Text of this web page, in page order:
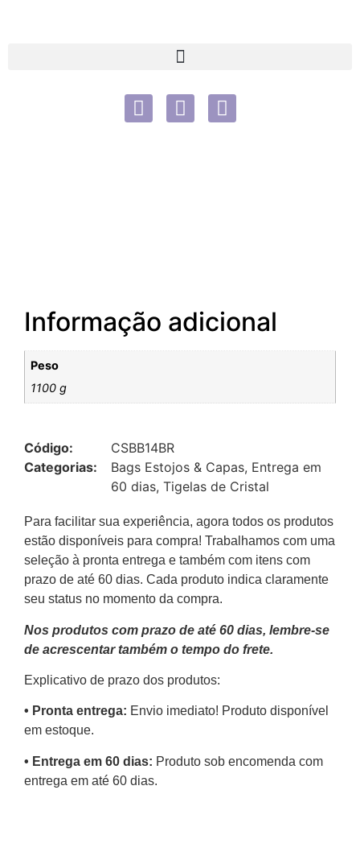
Informação adicional
Peso
1100 g
Código:
CSBB14BR
Categorias:
Bags Estojos & Capas, Entrega em
60 dias, Tigelas de Cristal
Para facilitar sua experiência, agora todos os produtos
estão disponíveis para compra! Trabalhamos com uma
seleção à pronta entrega e também com itens com
prazo de até 60 dias. Cada produto indica claramente
seu status no momento da compra.
Nos produtos com prazo de até 60 dias, lembre-se
de acrescentar também o tempo do frete.
Explicativo de prazo dos produtos:
•⁠ ⁠Pronta entrega: Envio imediato! Produto disponível
em estoque.
•⁠ Entrega em 60 dias: Produto sob encomenda com
entrega em até 60 dias.